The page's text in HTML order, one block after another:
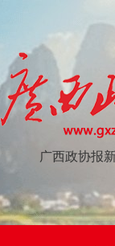
广西政协报